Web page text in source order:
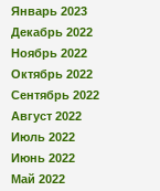
Январь 2023
Декабрь 2022
Ноябрь 2022
Октябрь 2022
Сентябрь 2022
Август 2022
Июль 2022
Июнь 2022
Май 2022